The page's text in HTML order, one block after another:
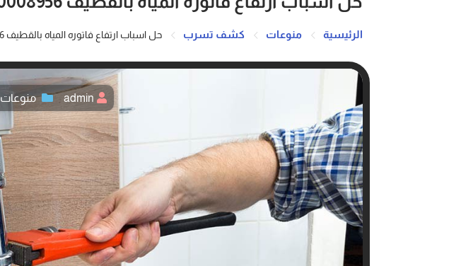
الرئيسية منوعات كشف تسرب حل اسباب ارتفاع فاتوره المياه بالقطيف 920008956
admin منوعات